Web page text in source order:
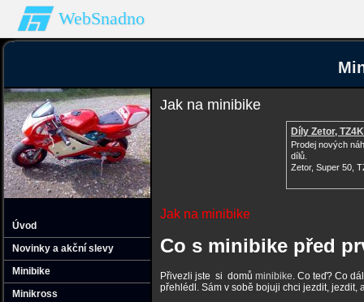
WebSnadno
Úvod
Novinky a akční slevy
Minibike
Minikross
Jak na minibike
Díly Zetor,
Prodej nových
dílů.
Zetor, Super 50,
Jak na minibike
Co s minibike před
Přivezli jste si domů minibike. Co teď? Co
přehlédl. Sám v sobě bojuji chci jezdit, jezdit,